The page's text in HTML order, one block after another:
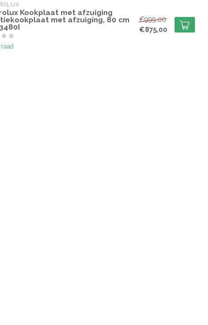
Kookplaat met afzuiging
met afzuiging, 80 cm
€999,00
€875,00